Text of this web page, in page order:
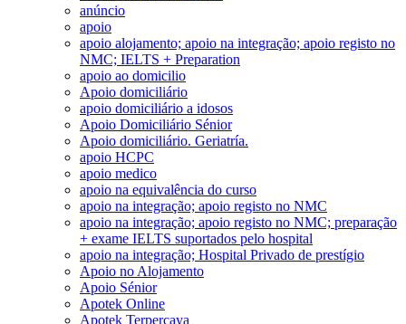
anúncio
apoio
apoio alojamento; apoio na integração; apoio registo no
NMC; IELTS + Preparation
apoio ao domicilio
Apoio domiciliário
apoio domiciliário a idosos
Apoio Domiciliário Sénior
Apoio domiciliário. Geriatría.
apoio HCPC
apoio medico
apoio na equivalência do curso
apoio na integração; apoio registo no NMC
apoio na integração; apoio registo no NMC; preparação
+ exame IELTS suportados pelo hospital
apoio na integração; Hospital Privado de prestígio
Apoio no Alojamento
Apoio Sénior
Apotek Online
Apotek Terpercaya